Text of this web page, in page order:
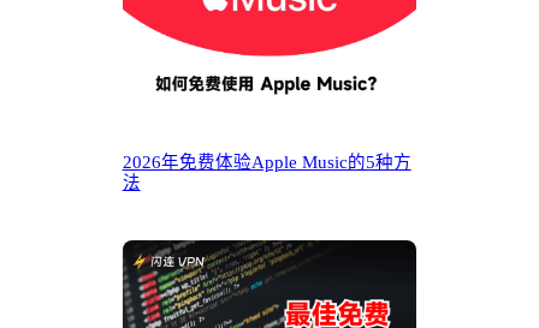
2026年免费体验Apple Music的5种方
法